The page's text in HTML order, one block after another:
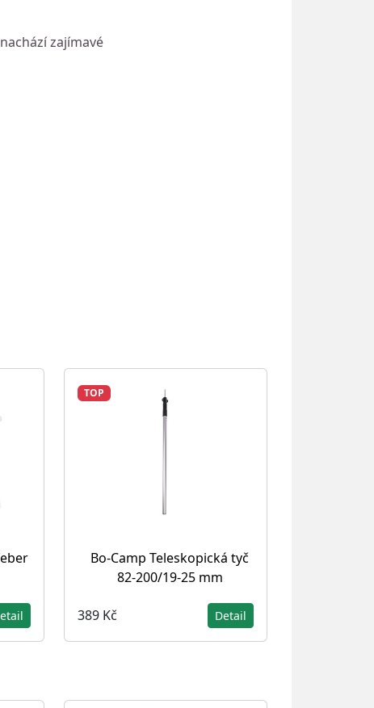
zajímavé
TOP
Bo-Camp Teleskopická tyč
82-200/19-25 mm
389 Kč Detail